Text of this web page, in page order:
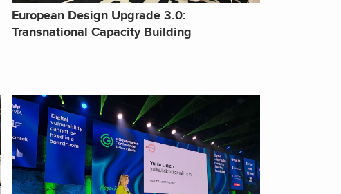
European Design Upgrade 3.0:
Transnational Capacity Building